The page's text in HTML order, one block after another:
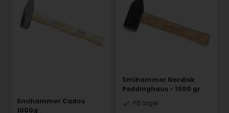
Smihammer Cados
1000g
Smihammer Nordisk
Peddinghaus - 1000 gr
På lager